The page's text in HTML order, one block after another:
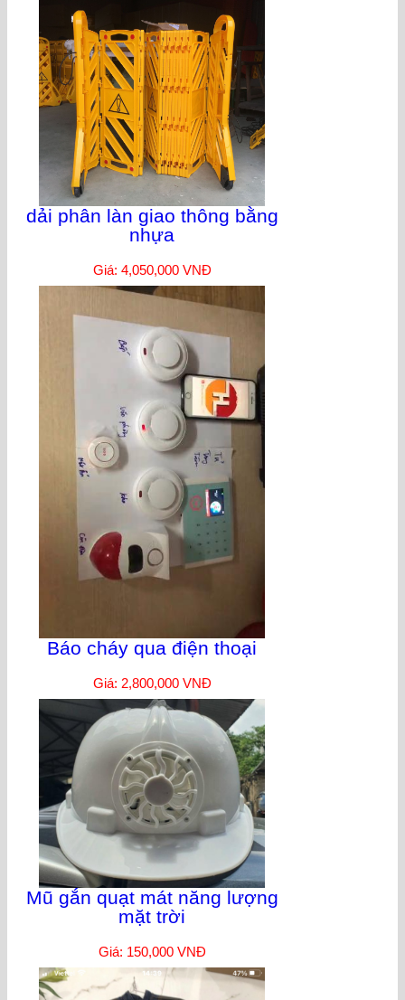
dải phân làn giao thông bằng
nhựa
Giá: 4,050,000 VNĐ
Báo cháy qua điện thoại
Giá: 2,800,000 VNĐ
Mũ gắn quạt mát năng lượng
mặt trời
Giá: 150,000 VNĐ